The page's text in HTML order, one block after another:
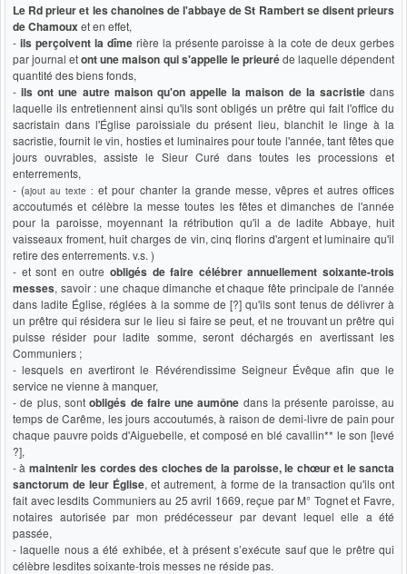
Le Rd prieur et les chanoines de l'abbaye de St Rambert se disent prieurs
de Chamouxet en effet,
- ils perçoivent la dîme rière la présente paroisse à la cote de deux gerbes
par journal etont une maison qui s'appelle le prieuréde laquelle dépendent
quantité des biens fonds,
-ils ont une autre maison qu'on appelle la maison de la sacristiedans
laquelle ils entretiennent ainsi qu'ils sont obligés un prêtre qui fait l'office du
sacristain dans l'Église paroissiale du présent lieu, blanchit le linge à la
sacristie, fournit le vin, hosties et luminaires pour toute l'année, tant fêtes que
jours ouvrables, assiste le Sieur Curé dans toutes les processions et
enterrements,
- (ajout au texte : et pour chanter la grande messe, vêpres et autres offices
accoutumés et célèbre la messe toutes les fêtes et dimanches de l'année
pour la paroisse, moyennant la rétribution qu'il a de ladite Abbaye, huit
vaisseaux froment, huit charges de vin, cinq florins d'argent et luminaire qu'il
retire des enterrements. v.s. )
- et sont en outre obligés de faire célébrer annuellement soixante-trois
messes, savoir : une chaque dimanche et chaque fête principale de l'année
dans ladite Église, réglées à la somme de [?] qu'ils sont tenus de délivrer à
un prêtre qui résidera sur le lieu si faire se peut, et ne trouvant un prêtre qui
puisse résider pour ladite somme, seront déchargés en avertissant les
Communiers ;
- lesquels en avertiront le Révérendissime Seigneur Évêque afin que le
service ne vienne à manquer,
- de plus, sontobligés de faire une aumône dans la présente paroisse, au
temps de Carême, les jours accoutumés, à raison de demi-livre de pain pour
chaque pauvre poids d'Aiguebelle, et composé en blé cavallin** le son [levé
?],
- à maintenir les cordes des cloches de la paroisse, le chœur et le sancta
sanctorum de leur Église, et autrement, à forme de la transaction qu'ils ont
fait avec lesdits Communiers au 25 avril 1669, reçue par M° Tognet et Favre,
notaires autorisée par mon prédécesseur par devant lequel elle a été
passée,
- laquelle nous a été exhibée, et à présent s’exécute sauf que le prêtre qui
célèbre lesdites soixante-trois messes ne réside pas.